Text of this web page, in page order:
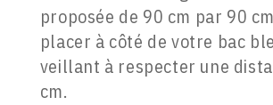
proposée de 90 cm par 90
placer à côté de votre bac
veillant à respecter une
cm.